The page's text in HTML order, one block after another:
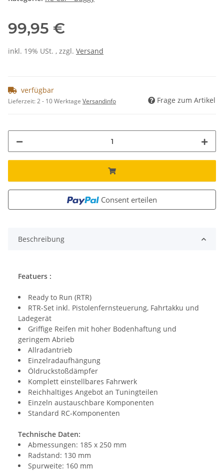
99,95 €
inkl. 19% USt. , zzgl. Versand
verfügbar
Lieferzeit:2 - 10 Werktage Versandinfo Frage zum Artikel
Consent erteilen
Beschreibung
Featuers :
Ready to Run (RTR)
RTR-Set inkl. Pistolenfernsteuerung, Fahrtakku und
Ladegerät
Griffige Reifen mit hoher Bodenhaftung und
geringem Abrieb
Allradantrieb
Einzelradaufhängung
Öldruckstoßdämpfer
Komplett einstellbares Fahrwerk
Reichhaltiges Angebot an Tuningteilen
Einzeln austauschbare Komponenten
Standard RC-Komponenten
Technische Daten:
Abmessungen: 185 x 250 mm
Radstand: 130 mm
Spurweite: 160 mm